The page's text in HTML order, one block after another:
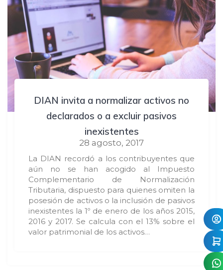
DIAN invita a normalizar activos no
declarados o a excluir pasivos
inexistentes
28 agosto, 2017
La DIAN recordó a los contribuyentes que
aún no se han acogido al Impuesto
Complementario de Normalización
Tributaria, dispuesto para quienes omiten la
posesión de activos o la inclusión de pasivos
inexistentes la 1º de enero de los años 2015,
2016 y 2017. Se calcula con el 13% sobre el
valor patrimonial de los activos…